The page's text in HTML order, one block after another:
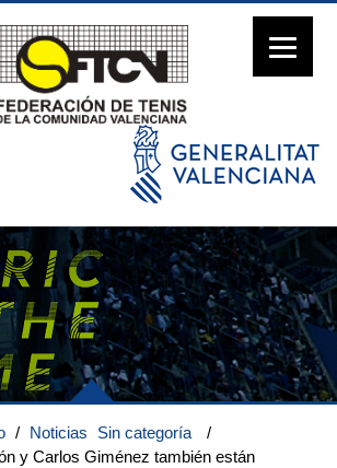
/ Noticias Sin categoría
/
y Carlos Giménez también están